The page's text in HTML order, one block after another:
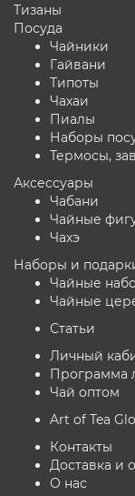
Тизаны
Посуда
Чайники
Гайвани
Типоты
Чахаи
Пиалы
Наборы
Термосы,
Аксессуары
Чабани
Чайные
Чахэ
Наборы и
Чайные
Чайные
Статьи
Личный
Программа
Чай оптом
Art of Tea
Контакты
Доставка и
О нас